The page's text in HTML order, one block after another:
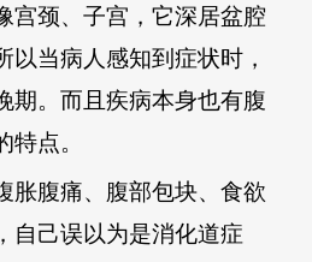
宫颈、子宫，它深居盆腔
以当病人感知到症状时，
期。而且疾病本身也有腹
特点。
腹痛、腹部包块、食欲
自己误以为是消化道症